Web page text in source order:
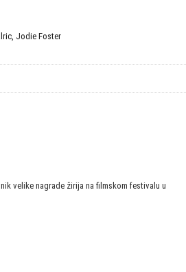
, Jodie Foster
velike nagrade žirija na filmskom festivalu u